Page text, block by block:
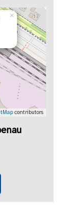
×
contributors